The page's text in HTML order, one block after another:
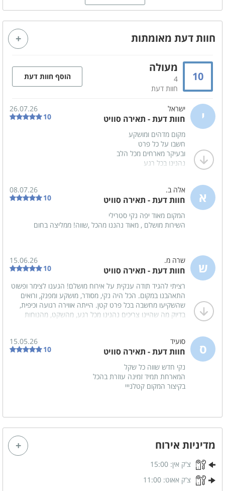
אינטרנט אלחוטי (WI-FI)
חדר רחצה
מכונת אספרסו
קהל יעד
זוגות
הצעות נישואין
התארגנות כלה
מטבח מאובזר
מכונת אספרסו
סכו"ם
פינת קפה
בר עם כסאות
נוף
נוף גלילי משגע
נוף מרהיב
לציבור הדתי
פלטה
חוות דעת מאומתות
10
מעולה
4
חוות דעת
הוסף חוות דעת
י ישראל
חוות דעת - תאירה סוויט
26.07.26
10
מקום מדהים ומושקע
חשבו על כל פרט
ובעיקר מארחים מכל הלב
נהנינו בכל רגע
א אלה ב.
חוות דעת - תאירה סוויט
08.07.26
10
המקום מאוד יפה נקי סטרילי
השירות מושלם , מאוד נהננו מהכל ,שווה! ממליצה בחום
ש שרה מ.
חוות דעת - תאירה סוויט
15.06.26
10
רציתי להגיד תודה ענקית על אירוח מושלם! הגענו לצימר ופשוט
התאהבנו במקום. הכל היה נקי, מסודר, מושקע ומפנק, ורואים
שהשקיעו מחשבה בכל פרט קטן. הייתה אווירה רגועה וכיפית,
בדיוק מה שהיינו צריכים נהנינו מכל רגע, מהשקט, מהנוחות
אין ספק ותודה לתאיר אישה מיוחדת עם לב ענק אין לי ספק
שנמליץ עליכם לכל מי שאנחנו מכירים ונשמח לחזור שוב בעתיד
ס סועיד
חוות דעת - תאירה סוויט
15.05.26
10
נקי חדש שווה כל שקל
המארחת תמיד זמינה עוזרת בהכל
בקיצור המקום קטלנייי
מדיניות אירוח
צ'ק אין: 15:00
צ'ק אאוט: 11:00